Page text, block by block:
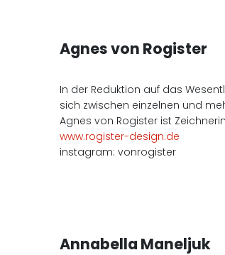
Agnes von Rogister
In der Reduktion auf das
sich zwischen einzelnen und
Agnes von Rogister ist
www.rogister-design.de
instagram: vonrogister
Annabella Maneljuk